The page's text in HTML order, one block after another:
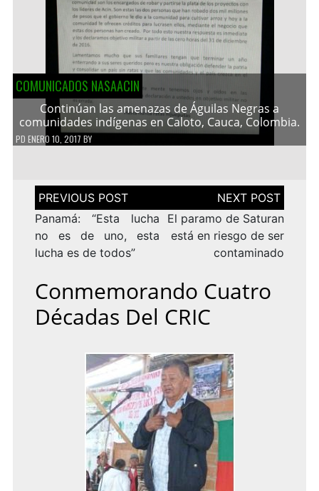
COMUNICADOS NASAACIN
Continúan las amenazas de Águilas Negras a
comunidades indígenas en Caloto, Cauca, Colombia.
PD ENERO 10, 2017 BY
Navegación
de
entradas
Panamá: “Esta lucha
no es de uno, esta
lucha es de todos”
El paramo de Saturan
está en riesgo de ser
contaminado
Conmemorando Cuatro
Décadas Del CRIC